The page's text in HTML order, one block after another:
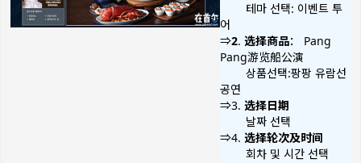
테마 선택: 이벤트 투
어
⇒2. 选择商品： Pang
Pang游览船公演
상품선택:팡팡 유람선
공연
⇒3. 选择日期
날짜 선택
⇒4. 选择轮次及时间
회차 및 시간 선택